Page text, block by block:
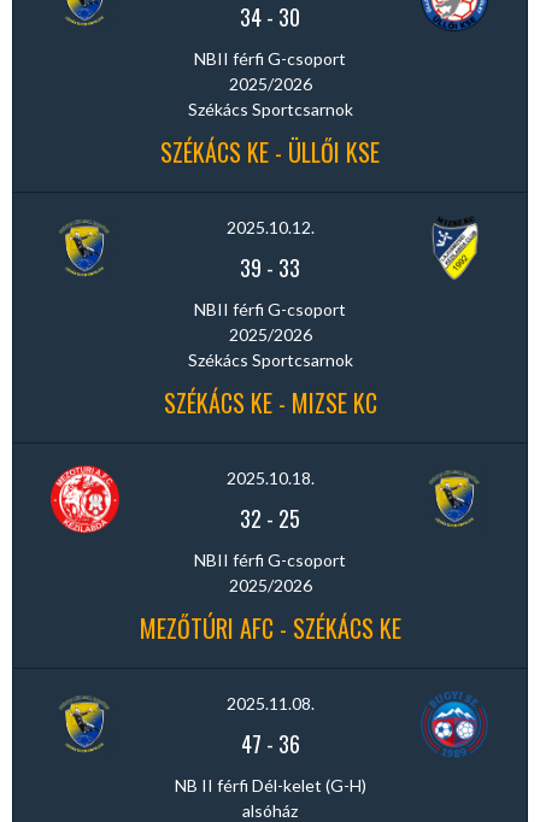
34- 30
NBII férfi G-csoport
2025/2026
Székács Sportcsarnok
SZÉKÁCS KE - ÜLLŐI KSE
2025.10.12.
39 - 33
NBII férfi G-csoport
2025/2026
Székács Sportcsarnok
SZÉKÁCS KE - MIZSE KC
2025.10.18.
32 - 25
NBII férfi G-csoport
2025/2026
MEZŐTÚRI AFC - SZÉKÁCS KE
2025.11.08.
47 - 36
NB II férfi Dél-kelet (G-H)
alsóház